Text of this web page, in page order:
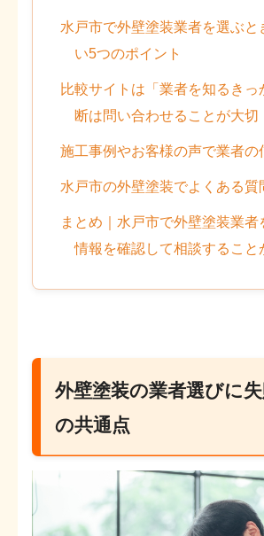
水戸市で外壁塗装業者を選ぶと
い5つのポイント
比較サイトは「業者を知るきっ
断は問い合わせることが大切
施工事例やお客様の声で業者の
水戸市の外壁塗装でよくある質
まとめ｜水戸市で外壁塗装業者
情報を確認して相談すること
外壁塗装の業者選びに
の共通点